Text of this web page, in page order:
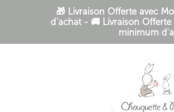
🎁 Livraison Offerte avec
d'achat - 🚚 Livraison Offerte
minimum